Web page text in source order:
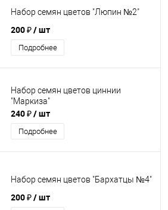
Набор семян цветов "Люпин №2"
200 ₽/ шт
Подробнее
Набор семян цветов циннии
"Маркиза"
240 ₽/ шт
Подробнее
Набор семян цветов "Бархатцы №4"
200 ₽/ шт